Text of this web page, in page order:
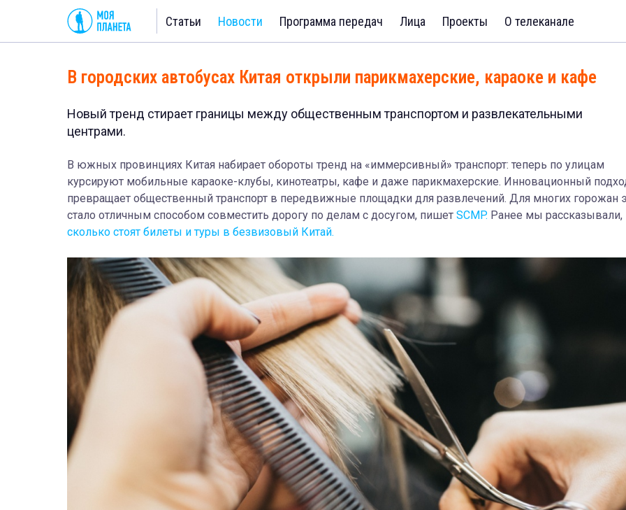
Статьи Новости Программа передач Лица Проекты О телеканале
В городских автобусах Китая открыли парикмахерские, караоке и кафе
Новый тренд стирает границы между общественным транспортом и развлекательными
центрами.
В южных провинциях Китая набирает обороты тренд на «иммерсивный» транспорт: теперь по улицам
курсируют мобильные караоке-клубы, кинотеатры, кафе и даже парикмахерские. Инновационный
превращает общественный транспорт в передвижные площадки для развлечений. Для многих горожан
стало отличным способом совместить дорогу по делам с досугом, пишет SCMP. Ранее мы рассказывали,
сколько стоят билеты и туры в безвизовый Китай.